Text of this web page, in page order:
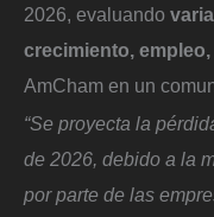
2026, evaluando
crecimiento,
AmCham en un
“Se proyecta la
de 2026, debido a la
por parte de las